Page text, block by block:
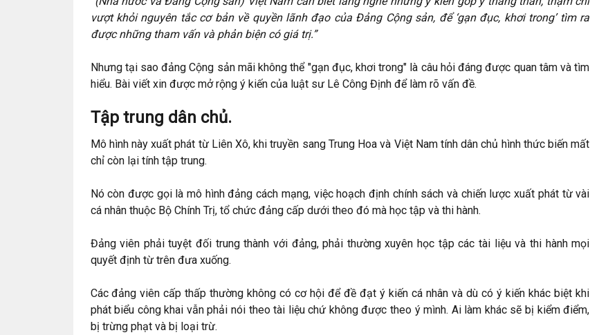
vượt khỏi nguyên tắc cơ bản về quyền lãnh đạo của Đảng Cộng sản, để ‘gạn đục, khơi trong’ tìm ra
được những tham vấn và phản biện có giá trị.”
Nhưng tại sao đảng Cộng sản mãi không thể "gạn đục, khơi trong" là câu hỏi đáng được quan tâm và tìm
hiểu. Bài viết xin được mở rộng ý kiến của luật sư Lê Công Định để làm rõ vấn đề.
Tập trung dân chủ.
Mô hình này xuất phát từ Liên Xô, khi truyền sang Trung Hoa và Việt Nam tính dân chủ hình thức biến mất
chỉ còn lại tính tập trung.
Nó còn được gọi là mô hình đảng cách mạng, việc hoạch định chính sách và chiến lược xuất phát từ vài
cá nhân thuộc Bộ Chính Trị, tổ chức đảng cấp dưới theo đó mà học tập và thi hành.
Đảng viên phải tuyệt đối trung thành với đảng, phải thường xuyên học tập các tài liệu và thi hành mọi
quyết định từ trên đưa xuống.
Các đảng viên cấp thấp thường không có cơ hội để đề đạt ý kiến cá nhân và dù có ý kiến khác biệt khi
phát biểu công khai vẫn phải nói theo tài liệu chứ không được theo ý mình. Ai làm khác sẽ bị kiểm điểm,
bị trừng phạt và bị loại trừ.